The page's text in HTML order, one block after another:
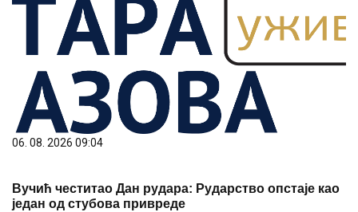
06. 08. 2026 09:04
Вучић честитао Дан рудара: Рударство опстаје као
један од стубова привреде